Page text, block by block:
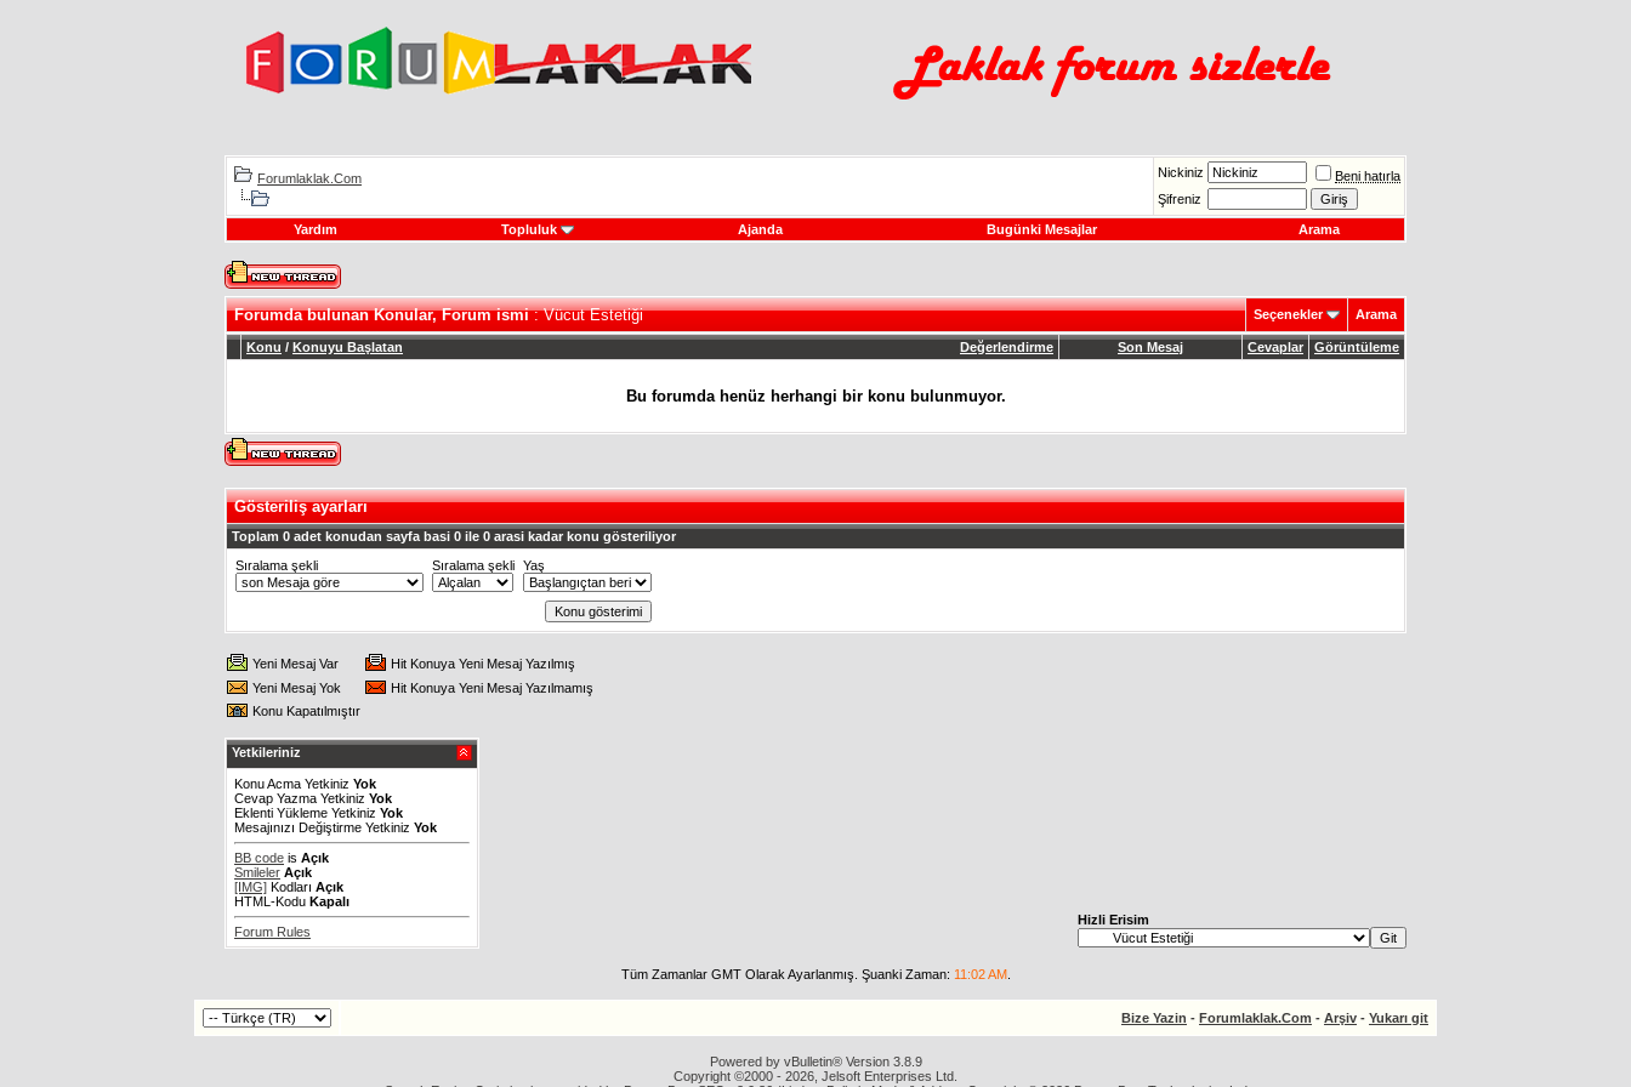
Forumlaklak.Com Nickiniz
Beni hatırla
Şifreniz
Yardım Topluluk Ajanda Bugünki Mesajlar Arama
Forumda bulunan Konular, Forum ismi: Vücut Estetiği Seçenekler Arama
Değerlendirme
Konu / Konuyu Başlatan Son Mesaj Cevaplar Görüntüleme
Bu forumda henüz herhangi bir konu bulunmuyor.
Gösteriliş ayarları
Toplam 0 adet konudan sayfa basi 0 ile 0 arasi kadar konu gösteriliyor
Sıralama şekli
Sıralama şekli Yaş
Yeni Mesaj Var
Hit Konuya Yeni Mesaj Yazılmış
Yeni Mesaj Yok
Hit Konuya Yeni Mesaj Yazılmamış
Konu Kapatılmıştır
Yetkileriniz
Konu Acma Yetkiniz Yok
Cevap Yazma Yetkiniz Yok
Eklenti Yükleme Yetkiniz Yok
Mesajınızı Değiştirme Yetkiniz Yok
BB code is Açık
Smileler Açık
[IMG] Kodları Açık
HTML-Kodu Kapalı
Forum Rules
Hizli Erisim
Tüm Zamanlar GMT Olarak Ayarlanmış. Şuanki Zaman: 11:02 AM.
Bize Yazin - Forumlaklak.Com - Arşiv - Yukarı git
Powered by vBulletin® Version 3.8.9
Copyright ©2000 - 2026, Jelsoft Enterprises Ltd.